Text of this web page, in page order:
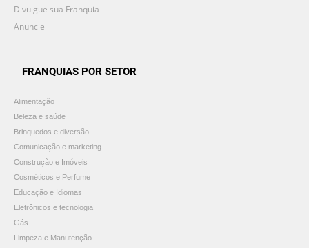
Divulgue sua Franquia
Anuncie
FRANQUIAS POR SETOR
Alimentação
Beleza e saúde
Brinquedos e diversão
Comunicação e marketing
Construção e Imóveis
Cosméticos e Perfume
Educação e Idiomas
Eletrônicos e tecnologia
Gás
Limpeza e Manutenção